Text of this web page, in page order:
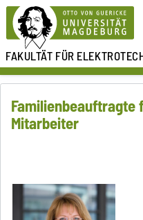
FAKULTÄT FÜR
Familienbeauftragte
Mitarbeiter